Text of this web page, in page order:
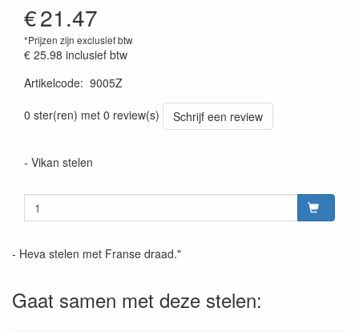
€21.47
*Prijzen zijn exclusief btw
€ 25.98 inclusief btw
Artikelcode: 9005Z
0 ster(ren) met 0 review(s)
Schrijf een review
- Vikan stelen
- Heva stelen met Franse draad."
Gaat samen met deze stelen: